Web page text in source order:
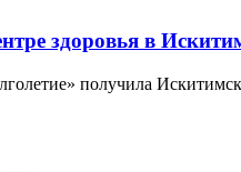
здоровья в
получила